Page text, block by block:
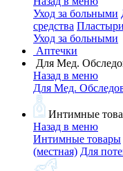
Уход за больными
средства Пластыри
Уход за больными
Аптечки
Для Мед.
Назад в меню
Для Мед.
Интимные
Назад в меню
Интимные товары
(местная) Для